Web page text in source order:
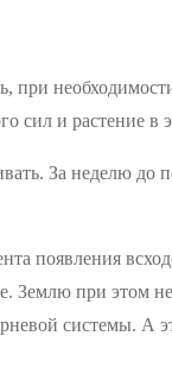
сил и растение в
За неделю
появления
Землю при
системы. А